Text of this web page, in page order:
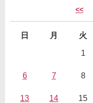
<<
日 月 火
1
6 7 8
13 14 15